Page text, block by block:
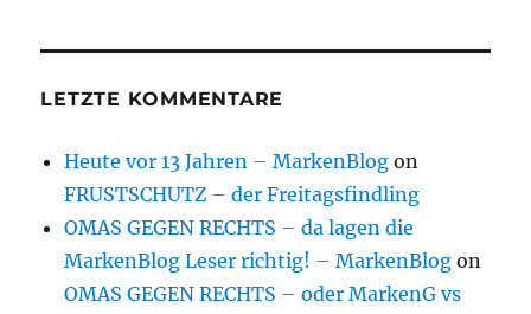
LETZTE KOMMENTARE
Heute vor 13 Jahren – MarkenBlog on
FRUSTSCHUTZ – der Freitagsfindling
OMAS GEGEN RECHTS – da lagen die
MarkenBlog Leser richtig! – MarkenBlog on
OMAS GEGEN RECHTS – oder MarkenG vs